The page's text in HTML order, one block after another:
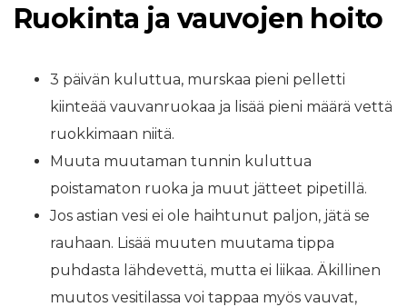
Ruokinta ja vauvojen hoito
3 päivän kuluttua, murskaa pieni pelletti
kiinteää vauvanruokaa ja lisää pieni määrä vettä
ruokkimaan niitä.
Muuta muutaman tunnin kuluttua
poistamaton ruoka ja muut jätteet pipetillä.
Jos astian vesi ei ole haihtunut paljon, jätä se
rauhaan. Lisää muuten muutama tippa
puhdasta lähdevettä, mutta ei liikaa. Äkillinen
muutos vesitilassa voi tappaa myös vauvat,